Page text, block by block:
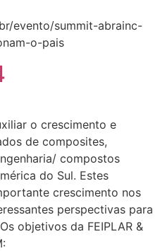
evento/summit-abrainc-
o-pais
o crescimento e
de composites,
compostos
do Sul. Estes
crescimento nos
perspectivas para
objetivos da FEIPLAR &